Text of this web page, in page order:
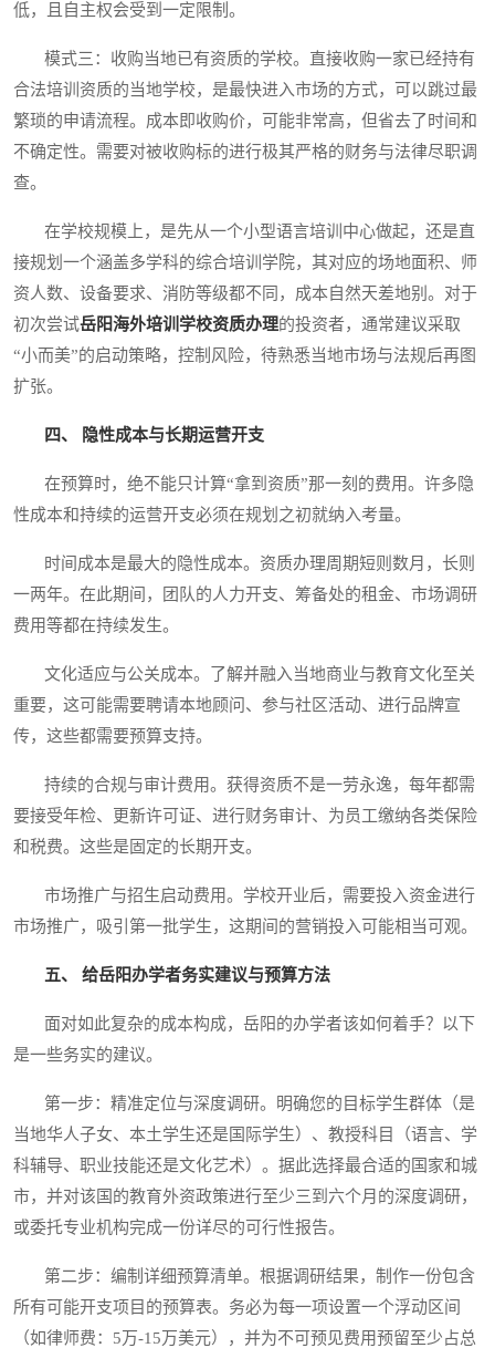
低，且自主权会受到一定限制。
模式三：收购当地已有资质的学校。直接收购一家已经持有
合法培训资质的当地学校，是最快进入市场的方式，可以跳过最
繁琐的申请流程。成本即收购价，可能非常高，但省去了时间和
不确定性。需要对被收购标的进行极其严格的财务与法律尽职调
查。
在学校规模上，是先从一个小型语言培训中心做起，还是直
接规划一个涵盖多学科的综合培训学院，其对应的场地面积、师
资人数、设备要求、消防等级都不同，成本自然天差地别。对于
初次尝试岳阳海外培训学校资质办理的投资者，通常建议采取
“小而美”的启动策略，控制风险，待熟悉当地市场与法规后再图
扩张。
四、 隐性成本与长期运营开支
在预算时，绝不能只计算“拿到资质”那一刻的费用。许多隐
性成本和持续的运营开支必须在规划之初就纳入考量。
时间成本是最大的隐性成本。资质办理周期短则数月，长则
一两年。在此期间，团队的人力开支、筹备处的租金、市场调研
费用等都在持续发生。
文化适应与公关成本。了解并融入当地商业与教育文化至关
重要，这可能需要聘请本地顾问、参与社区活动、进行品牌宣
传，这些都需要预算支持。
持续的合规与审计费用。获得资质不是一劳永逸，每年都需
要接受年检、更新许可证、进行财务审计、为员工缴纳各类保险
和税费。这些是固定的长期开支。
市场推广与招生启动费用。学校开业后，需要投入资金进行
市场推广，吸引第一批学生，这期间的营销投入可能相当可观。
五、 给岳阳办学者务实建议与预算方法
面对如此复杂的成本构成，岳阳的办学者该如何着手？以下
是一些务实的建议。
第一步：精准定位与深度调研。明确您的目标学生群体（是
当地华人子女、本土学生还是国际学生）、教授科目（语言、学
科辅导、职业技能还是文化艺术）。据此选择最合适的国家和城
市，并对该国的教育外资政策进行至少三到六个月的深度调研，
或委托专业机构完成一份详尽的可行性报告。
第二步：编制详细预算清单。根据调研结果，制作一份包含
所有可能开支项目的预算表。务必为每一项设置一个浮动区间
（如律师费：5万-15万美元），并为不可预见费用预留至少占总